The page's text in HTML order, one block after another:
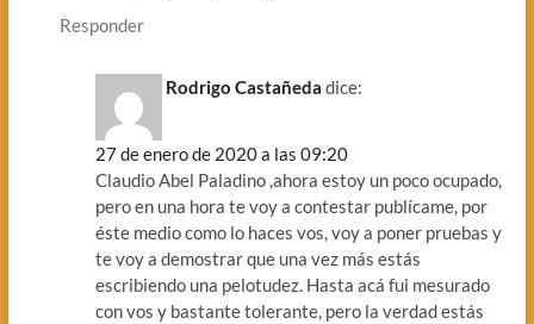
Responder
Rodrigo Castañeda dice:
27 de enero de 2020 a las 09:20
Claudio Abel Paladino ,ahora estoy un poco ocupado,
pero en una hora te voy a contestar publícame, por
éste medio como lo haces vos, voy a poner pruebas y
te voy a demostrar que una vez más estás
escribiendo una pelotudez. Hasta acá fui mesurado
con vos y bastante tolerante, pero la verdad estás